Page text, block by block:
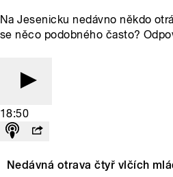
Na Jesenicku nedávno někdo
se něco podobného často?
18:50
Nedávná otrava čtyř vlčích